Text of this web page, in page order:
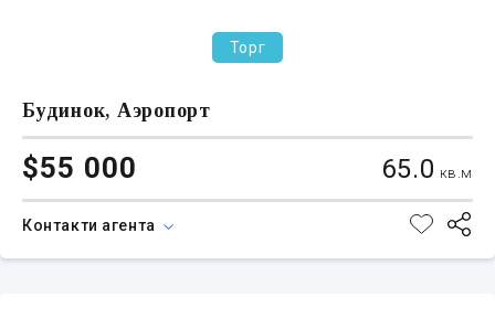
Торг
Будинок, Аэропорт
$55 000 65.0 кв.м
Контакти агента